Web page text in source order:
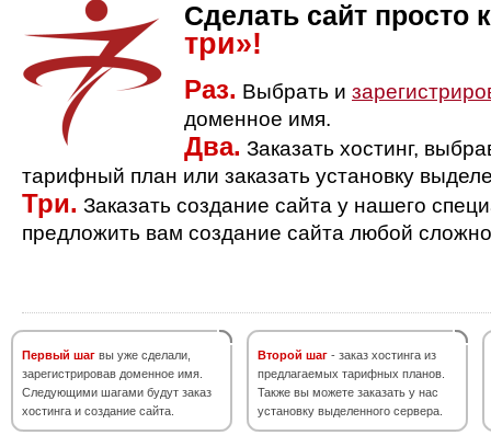
Сделать сайт просто
три»!
Раз. Выбрать и
доменное имя.
Два. Заказать хостинг,
тарифный план или заказать установку
Три. Заказать создание сайта у нашего
предложить вам создание сайта любой
Первый шаг вы уже сделали,
зарегистрировав доменное имя.
Следующими шагами будут заказ
хостинга и создание сайта.
Второй шаг - заказ хостинга из
предлагаемых тарифных планов.
Также вы можете заказать у нас
установку выделенного сервера.